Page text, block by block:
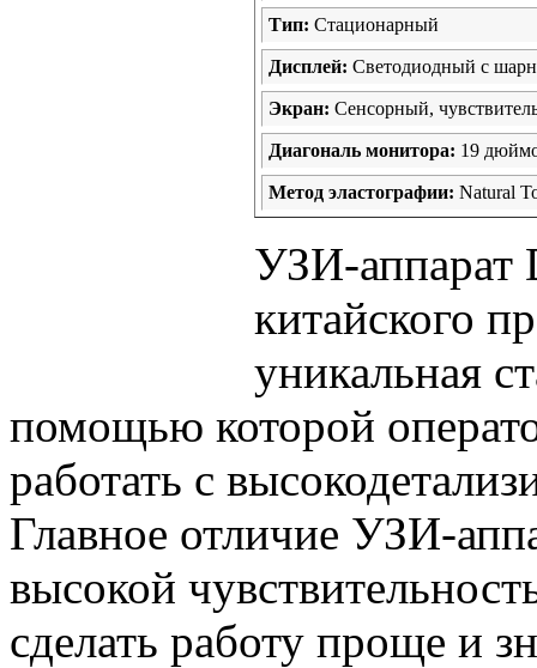
Тип: Стационарный
Дисплей: Светодиодный с
Экран: Сенсорный,
Диагональ монитора: 19
Метод эластографии: Natural
УЗИ-аппарат
китайского
уникальная
помощью которой
работать с
Главное отличие УЗИ-
высокой
сделать работу проще и